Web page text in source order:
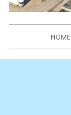
HOME